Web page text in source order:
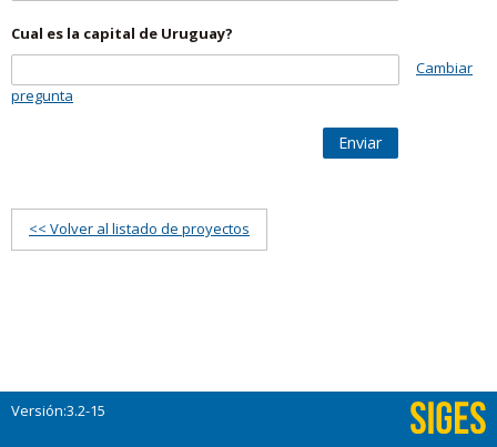
Cual es la capital de Uruguay?
Cambiar
pregunta
Enviar
<< Volver al listado de proyectos
Versión:3.2-15